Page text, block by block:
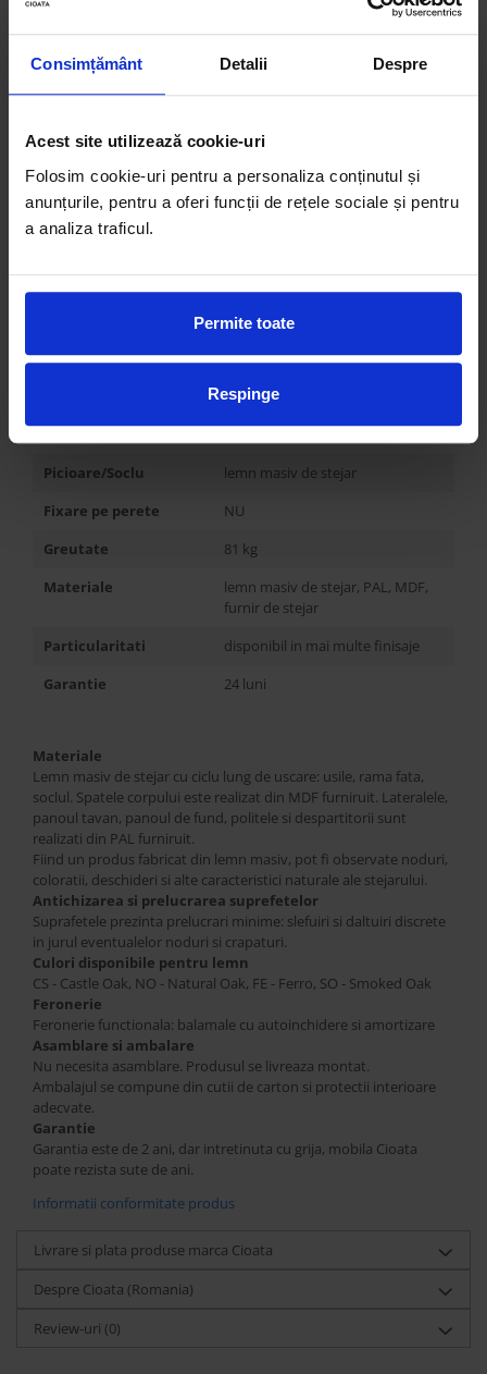
Consimțământ Detalii Despre
Acest site utilizează cookie-uri
Folosim cookie-uri pentru a personaliza conținutul și
anunțurile, pentru a oferi funcții de rețele sociale și pentru
a analiza traficul.
Permite toate
Respinge
Personalizabil
multe finisaje
Lungime
203 cm
Latime
Inaltime
3 cm
Tragatoare
frezate in fronturi
soft-close
Picioare/Soclu
lemn masiv de stejar
Fixare pe perete
NU
Greutate
81 kg
Materiale
lemn masiv de stejar, PAL, MDF,
furnir de stejar
Particularitati
disponibil in mai multe finisaje
Garantie
24 luni
Materiale
Lemn masiv de stejar cu ciclu lung de uscare: usile, rama fata,
soclul. Spatele corpului este realizat din MDF furniruit. Lateralele,
panoul tavan, panoul de fund, politele si despartitorii sunt
realizati din PAL furniruit.
Fiind un produs fabricat din lemn masiv, pot fi observate noduri,
coloratii, deschideri si alte caracteristici naturale ale stejarului.
Antichizarea si prelucrarea suprefetelor
Suprafetele prezinta prelucrari minime: slefuiri si daltuiri discrete
in jurul eventualelor noduri si crapaturi.
Culori disponibile pentru lemn
CS - Castle Oak, NO - Natural Oak, FE - Ferro, SO - Smoked Oak
Feronerie
Feronerie functionala: balamale cu autoinchidere si amortizare
Asamblare si ambalare
Nu necesita asamblare. Produsul se livreaza montat.
Ambalajul se compune din cutii de carton si protectii interioare
adecvate.
Garantie
Garantia este de 2 ani, dar intretinuta cu grija, mobila Cioata
poate rezista sute de ani.
Informatii conformitate produs
Livrare si plata produse marca Cioata
Despre Cioata (Romania)
Review-uri (0)